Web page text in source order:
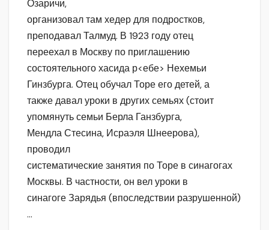
Озаричи,
организовал там хедер для подростков,
преподавал Талмуд. В 1923 году отец
переехал в Москву по приглашению
состоятельного хасида р<ебе> Нехемьи
Гинзбурга. Отец обучал Торе его детей, а
также давал уроки в других семьях (стоит
упомянуть семьи Берла Ганзбурга,
Мендла Стесина, Исраэля Шнеерова),
проводил
систематические занятия по Торе в синагогах
Москвы. В частности, он вел уроки в
синагоге Зарядья (впоследствии разрушенной)
…